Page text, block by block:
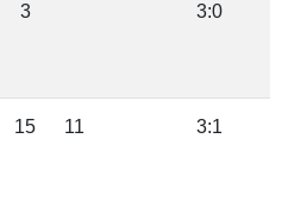
3 3:0
15 11 3:1